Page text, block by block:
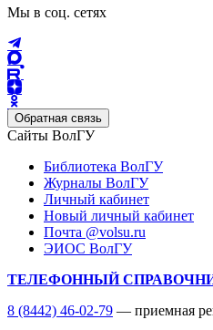
Мы в соц. сетях
Обратная связь
Сайты ВолГУ
Библиотека ВолГУ
Журналы ВолГУ
Личный кабинет
Новый личный кабинет
Почта @volsu.ru
ЭИОС ВолГУ
ТЕЛЕФОННЫЙ
8 (8442) 46-02-79 — приемная